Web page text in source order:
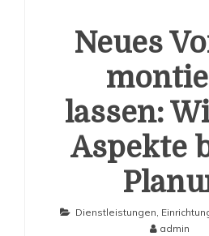
Neues
lassen:
Aspekte
Dienstleistungen,
admin